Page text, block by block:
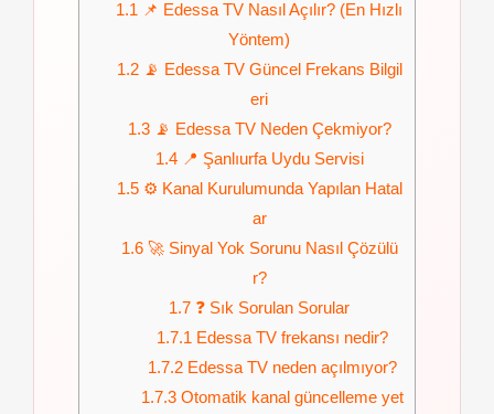
1.1 📌 Edessa TV Nasıl Açılır? (En Hızlı
Yöntem)
1.2📡 Edessa TV Güncel Frekans Bilgil
eri
1.3📡 Edessa TV Neden Çekmiyor?
1.4📍 Şanlıurfa Uydu Servisi
1.5⚙️ Kanal Kurulumunda Yapılan Hatal
ar
1.6🚀 Sinyal Yok Sorunu Nasıl Çözülü
r?
1.7 ❓ Sık Sorulan Sorular
1.7.1 Edessa TV frekansı nedir?
1.7.2Edessa TV neden açılmıyor?
1.7.3Otomatik kanal güncelleme yet